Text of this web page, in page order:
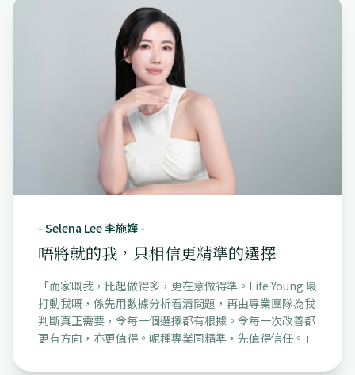
- Selena Lee 李施嬅 -
唔將就的我，只相信更精準的選擇
「而家嘅我，比起做得多，更在意做得準。Life Young 最
打動我嘅，係先用數據分析看清問題，再由專業團隊為我
判斷真正需要，令每一個選擇都有根據。令每一次改善都
更有方向，亦更值得。呢種專業同精準，先值得信任。 」